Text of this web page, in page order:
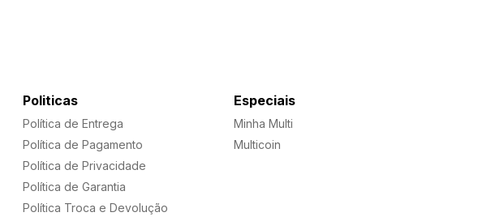
Politicas
Política de Entrega
Política de Pagamento
Política de Privacidade
Política de Garantia
Política Troca e Devolução
Especiais
Minha Multi
Multicoin